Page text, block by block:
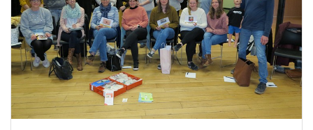
Lees meer